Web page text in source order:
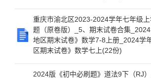
重庆市渝北区2023-2024学年七年级
题（原卷版）_5、期末试卷合集
地区期末试卷》数学7-8上册_2024学
区期末试卷》数学七上(22份)
2024版《初中必刷题》道法9下（RJ）